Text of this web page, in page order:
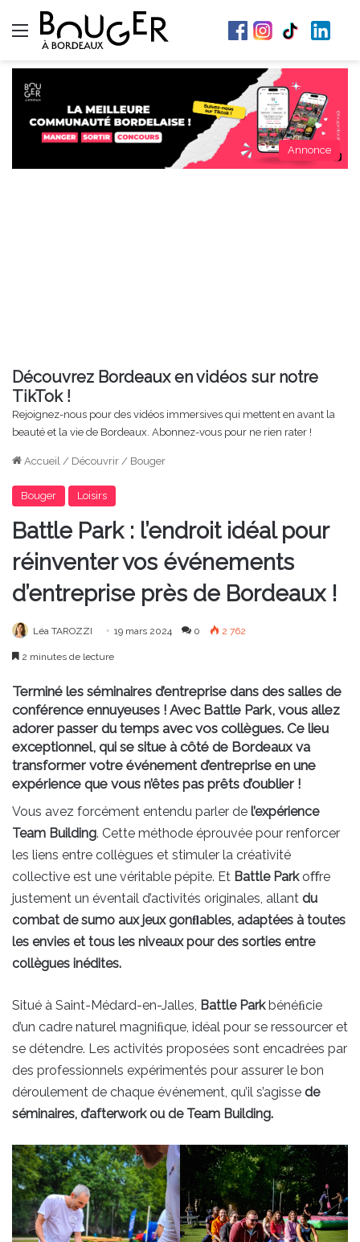
Menu
Annonce
Découvrez Bordeaux en vidéos sur notre
TikTok !
Rejoignez-nous pour des vidéos immersives qui mettent en avant la
beauté et la vie de Bordeaux. Abonnez-vous pour ne rien rater !
Accueil / Découvrir / Bouger
Bouger Loisirs
Battle Park : l’endroit idéal pour
réinventer vos événements
d’entreprise près de Bordeaux !
Léa TAROZZI 19 mars 2024 0 2 762
2 minutes de lecture
Terminé les séminaires d’entreprise dans des salles de
conférence ennuyeuses ! Avec Battle Park, vous allez
adorer passer du temps avec vos collègues. Ce lieu
exceptionnel, qui se situe à côté de Bordeaux va
transformer votre événement d’entreprise en une
expérience que vous n’êtes pas prêts d’oublier !
Vous avez forcément entendu parler de l’expérience
Team Building. Cette méthode éprouvée pour renforcer
les liens entre collègues et stimuler la créativité
collective est une véritable pépite. Et Battle Parkoﬀre
justement un éventail d’activités originales, allant du
combat de sumo aux jeux gonﬂables, adaptées à toutes
les envies et tous les niveaux pour des sorties entre
collègues inédites.
Situé à Saint-Médard-en-Jalles, Battle Parkbénéﬁcie
d’un cadre naturel magniﬁque, idéal pour se ressourcer et
se détendre. Les activités proposées sont encadrées par
des professionnels expérimentés pour assurer le bon
déroulement de chaque événement, qu’il s’agisse de
séminaires, d’afterwork ou de Team Building.